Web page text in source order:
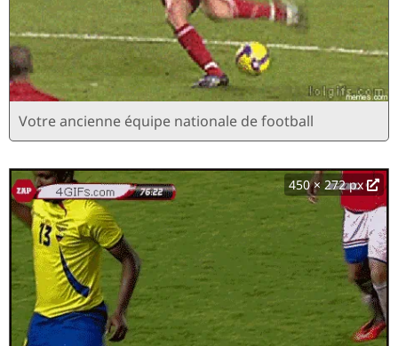
Votre ancienne équipe nationale de football
450 × 272 px